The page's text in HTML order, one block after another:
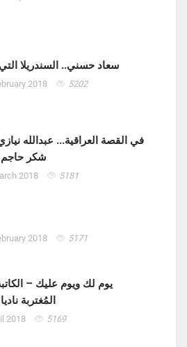
سعاد حسني.. السندريلا
2018 5202
في القصة العراقية... عبدالله
شكر حاجم
2018 5181
2018 5171
يوم لك ويوم عليك –
المُغتربة
2018 5169